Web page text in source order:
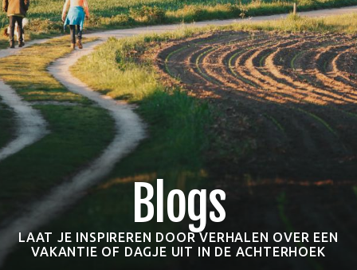
Blogs
LAAT JE INSPIREREN DOOR VERHALEN OVER EEN
VAKANTIE OF DAGJE UIT IN DE ACHTERHOEK